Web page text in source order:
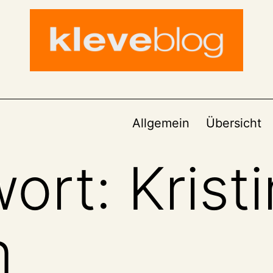
Allgemein Übersicht